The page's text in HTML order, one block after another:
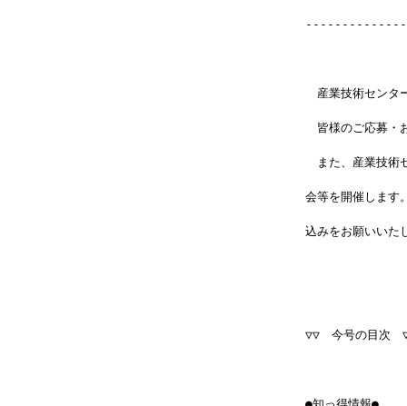
産業技術センタ
皆様のご応募・
また、産業技術
会等を開催します
込みをお願いいた
▽▽　今号の目次　